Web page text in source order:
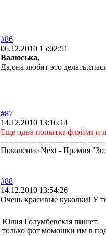
#86
06.12.2010 15:02:51
Валюська,
Да,она любит это
#87
14.12.2010 13:16:14
Еще одна попытка флэйма и
Поколение Next - Премия
#88
14.12.2010 13:54:26
Очень красивые куколки! У
Юлия Голумбевская пишет:
только фот момошки им в